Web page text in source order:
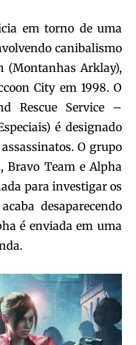
em torno de uma
canibalismo
(Montanhas Arklay),
City em 1998. O
Rescue Service –
é designado
O grupo
Bravo Team e Alpha
para investigar os
desaparecendo
é enviada em uma